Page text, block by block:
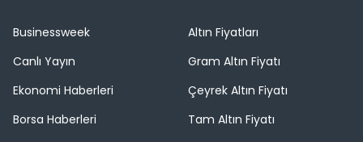
Businessweek
Canlı Yayın
Ekonomi Haberleri
Borsa Haberleri
Altın Fiyatları
Gram Altın Fiyatı
Çeyrek Altın Fiyatı
Tam Altın Fiyatı